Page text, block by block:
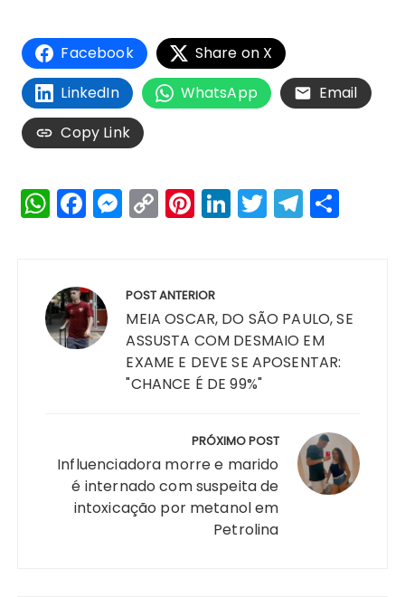
Facebook
Share on X
LinkedIn
WhatsApp
Email
Copy Link
W
h
ts
A
p
F
a
e
b
o
M
e
s
e
n
g
C
o
y
Li
n
k
Pi
n
re
st
Li
n
dI
n
T
w
r
T
el
r
a
m
Post
POST ANTERIOR
MEIA OSCAR, DO SÃO PAULO, SE
ASSUSTA COM DESMAIO EM
EXAME E DEVE SE APOSENTAR:
"CHANCE É DE 99%"
PRÓXIMO POST
Influenciadora morre e marido
é internado com suspeita de
intoxicação por metanol em
Petrolina